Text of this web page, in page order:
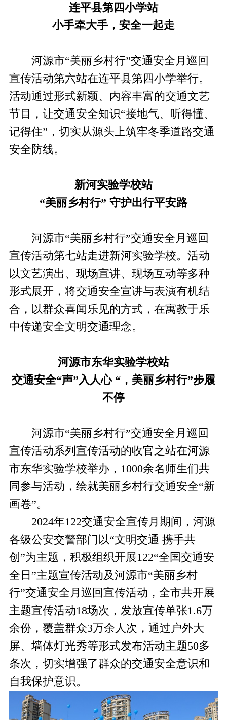
连平县第四小学站
小手牵大手，安全一起走
河源市“美丽乡村行”交通安全月巡回
宣传活动第六站在连平县第四小学举行。
活动通过形式新颖、内容丰富的交通文艺
节目，让交通安全知识“接地气、听得懂、
记得住”，切实从源头上筑牢冬季道路交通
安全防线。
新河实验学校站
“美丽乡村行” 守护出行平安路
河源市“美丽乡村行”交通安全月巡回
宣传活动第七站走进新河实验学校。活动
以文艺演出、现场宣讲、现场互动等多种
形式展开，将交通安全宣讲与表演有机结
合，以群众喜闻乐见的方式，在寓教于乐
中传递安全文明交通理念。
河源市东华实验学校站
交通安全“声”入人心 “，美丽乡村行”步履
不停
河源市“美丽乡村行”交通安全月巡回
宣传活动系列宣传活动的收官之站在河源
市东华实验学校举办，1000余名师生们共
同参与活动，绘就美丽乡村行交通安全“新
画卷”。
2024年122交通安全宣传月期间，河源
各级公安交警部门以“文明交通 携手共
创”为主题，积极组织开展122“全国交通安
全日”主题宣传活动及河源市“美丽乡村
行”交通安全月巡回宣传活动，全市共开展
主题宣传活动18场次，发放宣传单张1.6万
余份，覆盖群众3万余人次，通过户外大
屏、墙体灯光秀等形式发布活动主题50多
条次，切实增强了群众的交通安全意识和
自我保护意识。